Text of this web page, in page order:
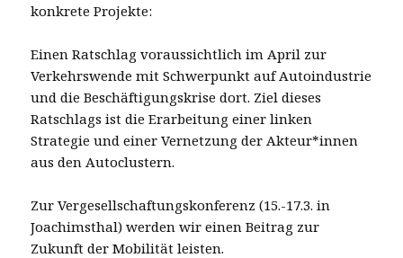
konkrete Projekte:
Einen Ratschlag voraussichtlich im April zur
Verkehrswende mit Schwerpunkt auf Autoindustrie
und die Beschäftigungskrise dort. Ziel dieses
Ratschlags ist die Erarbeitung einer linken
Strategie und einer Vernetzung der Akteur*innen
aus den Autoclustern.
Zur Vergesellschaftungskonferenz (15.-17.3. in
Joachimsthal) werden wir einen Beitrag zur
Zukunft der Mobilität leisten.